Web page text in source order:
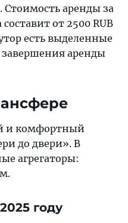
Стоимость аренды за
от 2500 RUB
есть выделенные
аренды
и комфортный
до двери». В
агрегаторы:
году